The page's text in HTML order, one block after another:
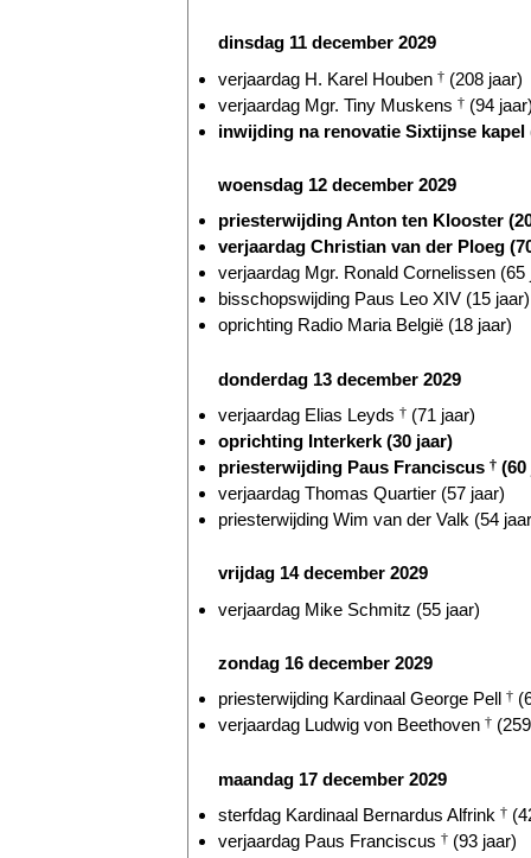
dinsdag 11 december 2029
verjaardag H. Karel Houben † (208 jaar)
verjaardag Mgr. Tiny Muskens † (94
inwijding na renovatie Sixtijnse kapel
woensdag 12 december 2029
priesterwijding Anton ten Klooster
verjaardag Christian van der Ploeg
verjaardag Mgr. Ronald Cornelissen (65
bisschopswijding Paus Leo XIV (15 jaar)
oprichting Radio Maria België (18 jaar)
donderdag 13 december 2029
verjaardag Elias Leyds † (71 jaar)
oprichting Interkerk (30 jaar)
priesterwijding Paus Franciscus † (60
verjaardag Thomas Quartier (57 jaar)
priesterwijding Wim van der Valk (54
vrijdag 14 december 2029
verjaardag Mike Schmitz (55 jaar)
zondag 16 december 2029
priesterwijding Kardinaal George Pell †
verjaardag Ludwig von Beethoven †
maandag 17 december 2029
sterfdag Kardinaal Bernardus Alfrink †
verjaardag Paus Franciscus † (93 jaar)